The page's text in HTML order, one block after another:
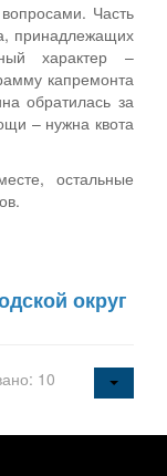
Часть
принадлежащих
характер –
капремонта
обратилась за
– нужна квота
остальные
округ
10